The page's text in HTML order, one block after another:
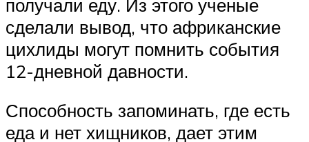
получали еду. Из этого ученые
сделали вывод, что африканские
цихлиды могут помнить события
12-дневной давности.
Способность запоминать, где есть
еда и нет хищников, дает этим